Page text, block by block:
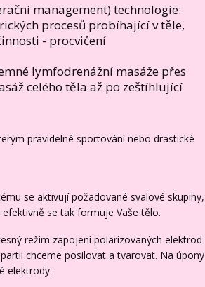
management) technologie:
procesů probíhající v těle,
- procvičení
lymfodrenážní masáže přes
celého těla až po zeštíhlující
pravidelné sportování nebo drastické
se aktivují požadované svalové skupiny,
se tak formuje Vaše tělo.
režim zapojení polarizovaných elektrod
chceme posilovat a tvarovat. Na úpony
elektrody.